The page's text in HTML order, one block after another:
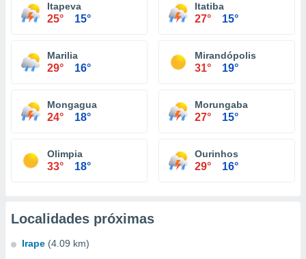
Itapeva
25° 15°
Itatiba
27° 15°
Marilia
29° 16°
Mirandópolis
31° 19°
Mongagua
24° 18°
Morungaba
27° 15°
Olimpia
33° 18°
Ourinhos
29° 16°
Localidades próximas
Irape (4.09 km)